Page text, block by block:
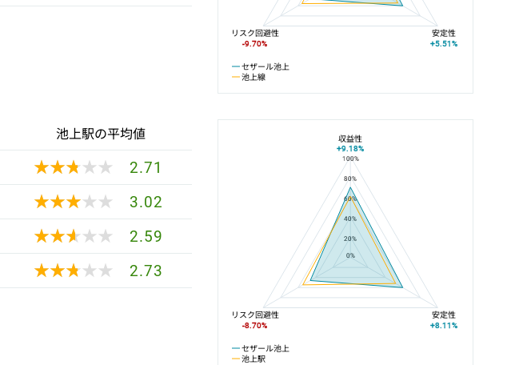
セザール池上
池上線
リスク回避性
-9.70%
安定性
+5.51%
池上駅の平均値
★★★★★
★★★★★ 2.71
★★★★★
★★★★★ 3.02
★★★★★
★★★★★ 2.59
★★★★★
★★★★★ 2.73
セザール池上と池上駅の平均値の総合評価の比較
100%
80%
60%
40%
20%
0%
セザール池上
池上駅
収益性
+9.18%
リスク回避性
-8.70%
安定性
+8.11%